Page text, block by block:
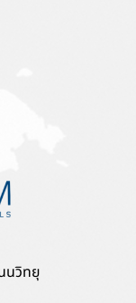
นวิทยุ